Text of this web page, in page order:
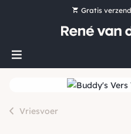
Gratis
Bestel nu,
Ruim 16.000
Vriesvoer